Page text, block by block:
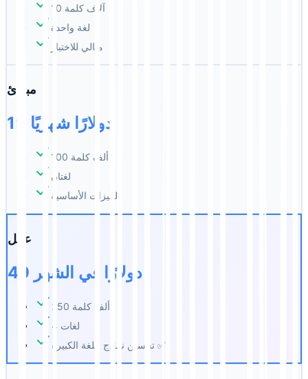
10 آلاف كلمة
لغة واحدة
مثالي للاختبار
مبتدئ
19 دولارًا شهريًا
100 ألف كلمة
لغتان
الميزات الأساسية
عمل
49 دولارًا في الشهر
250 ألف كلمة
4 لغات
تحسين نماذج اللغة الكبيرة ✅